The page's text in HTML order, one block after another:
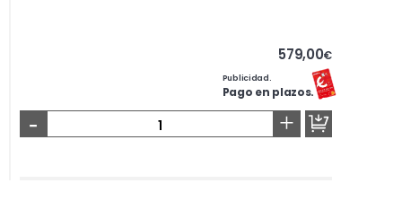
579,00€
Publicidad.
Pago en plazos.
- +